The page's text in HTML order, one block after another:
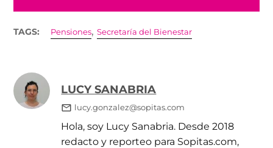
TAGS: Pensiones,Secretaría del Bienestar
LUCY SANABRIA
lucy.gonzalez@sopitas.com
Hola, soy Lucy Sanabria. Desde 2018
redacto y reporteo para Sopitas.com,